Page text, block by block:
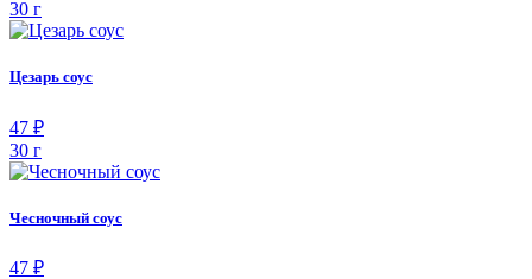
30 г
Цезарь соус
47 ₽
30 г
Чесночный соус
47 ₽